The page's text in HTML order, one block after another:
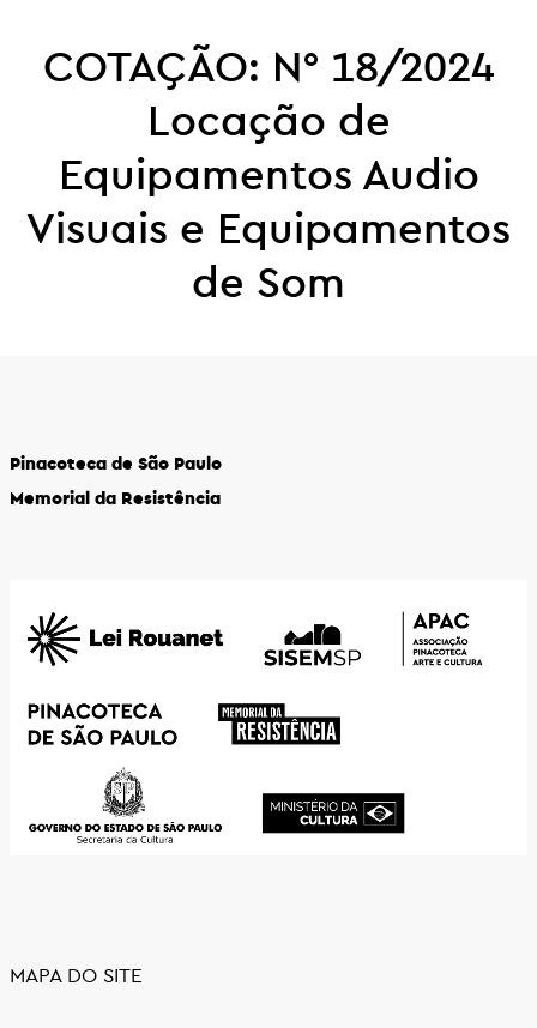
COTAÇÃO: N° 18/2024
Locação de
Equipamentos Audio
Visuais e Equipamentos
de Som
Pinacoteca de São Paulo
Memorial da Resistência
MAPA DO SITE